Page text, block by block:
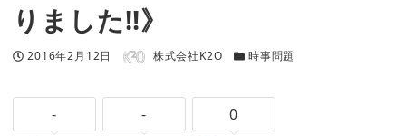
りました!!》
投稿日
2016年2月12日 著者 株式会社K2O カテゴリー
時事問題
- - 0